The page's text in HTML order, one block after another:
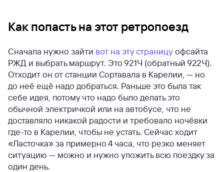
Как попасть на этот ретропоезд
Сначала нужно зайти вот на эту страницуофсайта
РЖД и выбрать маршрут. Это 921Ч (обратный 922Ч).
Отходит он от станции Сортавала в Карелии, — но
до неё ещё надо добраться. Раньше это была так
себе идея, потому что надо было делать это
обычной электричкой или на автобусе, что не
доставляло никакой радости и требовало ночёвки
где-то в Карелии, чтобы не устать. Сейчас ходит
«Ласточка» за примерно 4 часа, что резко меняет
ситуацию — можно и нужно уложить всю поездку за
один день.